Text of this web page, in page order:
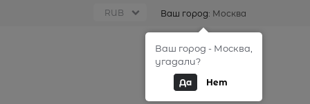
Ваш город: Москва
0
Ваш город - Москва,
угадали?
Да Нет